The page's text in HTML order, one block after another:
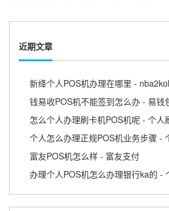
近期文章
新绛个人POS机办理在哪里 -
钱易收POS机不能签到怎么办 - 易钱
怎么个人办理刷卡机POS机呢 - 个
个人怎么办理正规POS机业务步骤 -
富友POS机怎么样 - 富友支付
办理个人POS机怎么办理银行ka的 -